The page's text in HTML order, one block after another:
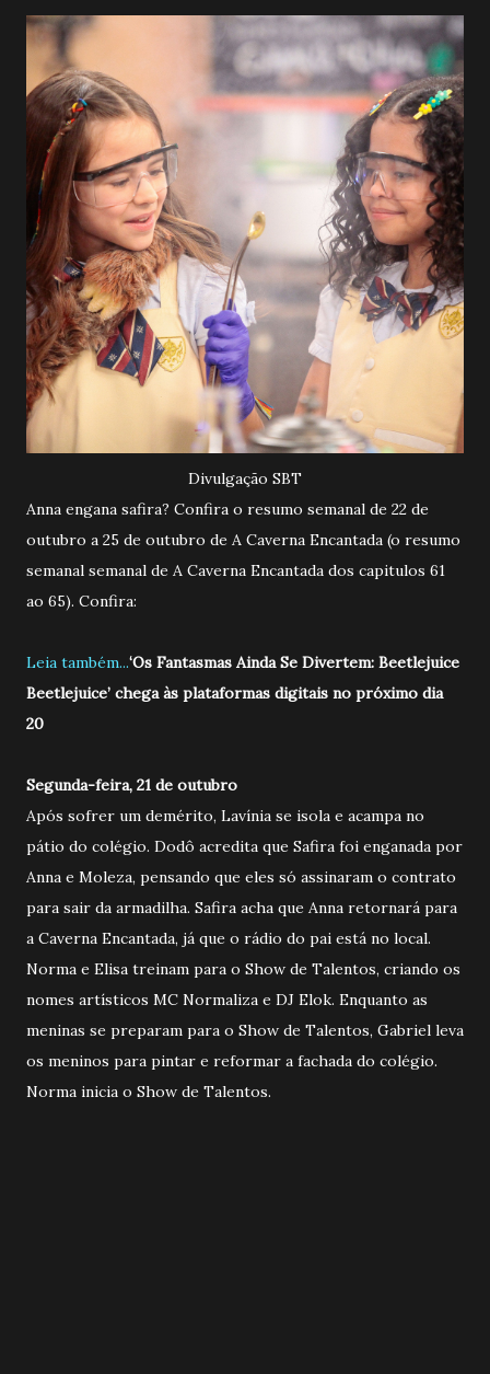
Divulgação SBT
Anna engana safira? Confira o resumo semanal de 22 de
outubro a 25 de outubro de A Caverna Encantada (o resumo
semanal semanal de A Caverna Encantada dos capitulos 61
ao 65). Confira:
Leia também...‘Os Fantasmas Ainda Se Divertem: Beetlejuice
Beetlejuice’ chega às plataformas digitais no próximo dia
20
Segunda-feira, 21 de outubro
Após sofrer um demérito, Lavínia se isola e acampa no
pátio do colégio. Dodô acredita que Safira foi enganada por
Anna e Moleza, pensando que eles só assinaram o contrato
para sair da armadilha. Safira acha que Anna retornará para
a Caverna Encantada, já que o rádio do pai está no local.
Norma e Elisa treinam para o Show de Talentos, criando os
nomes artísticos MC Normaliza e DJ Elok. Enquanto as
meninas se preparam para o Show de Talentos, Gabriel leva
os meninos para pintar e reformar a fachada do colégio.
Norma inicia o Show de Talentos.